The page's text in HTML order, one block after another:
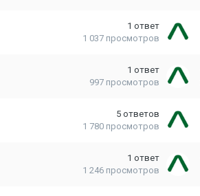
1 ответ
1 037 просмотров
1 ответ
997 просмотров
5 ответов
1 780 просмотров
1 ответ
1 246 просмотров